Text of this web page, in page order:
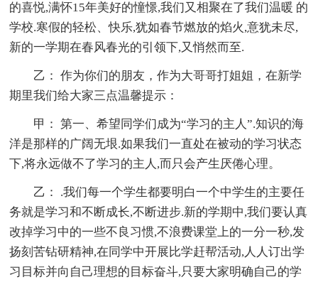
的喜悦,满怀15年美好的憧憬,我们又相聚在了我们温暖 的
学校.寒假的轻松、快乐,犹如春节燃放的焰火,意犹未尽,
新的一学期在春风春光的引领下,又悄然而至.
乙： 作为你们的朋友，作为大哥哥打姐姐，在新学
期里我们给大家三点温馨提示：
甲： 第一、希望同学们成为“学习的主人”.知识的海
洋是那样的广阔无垠.如果我们一直处在被动的学习状态
下,将永远做不了学习的主人,而只会产生厌倦心理。
乙： .我们每一个学生都要明白一个中学生的主要任
务就是学习和不断成长,不断进步.新的学期中,我们要认真
改掉学习中的一些不良习惯,不浪费课堂上的一分一秒,发
扬刻苦钻研精神,在同学中开展比学赶帮活动,人人订出学
习目标并向自己理想的目标奋斗,只要大家明确自己的学